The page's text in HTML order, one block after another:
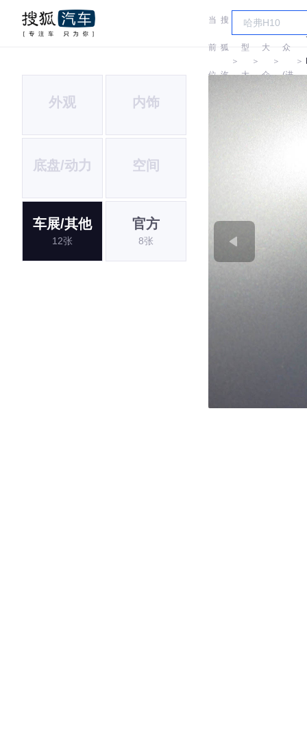
当
前
位
搜
狐
汽
＞
车
型
大
＞
大
众
＞
众
(进
＞
外观 内饰
底盘/动力 空间
车展/其他
12张
官方
8张